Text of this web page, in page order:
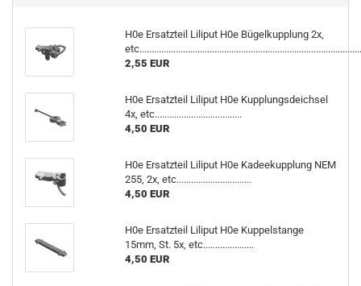
H0e Ersatzteil Liliput H0e Bügelkupplung 2x,
2,55 EUR
H0e Ersatzteil Liliput H0e Kupplungsdeichsel
4x, etc....................................
4,50 EUR
H0e Ersatzteil Liliput H0e Kadeekupplung NEM
255, 2x, etc...............................
4,50 EUR
H0e Ersatzteil Liliput H0e Kuppelstange
15mm, St. 5x, etc.....................
4,50 EUR